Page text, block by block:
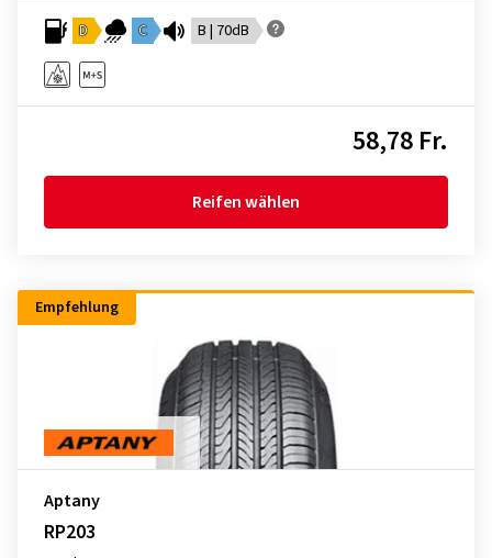
D C B | 70dB
58,78 Fr.
Reifen wählen
Empfehlung
Aptany
RP203